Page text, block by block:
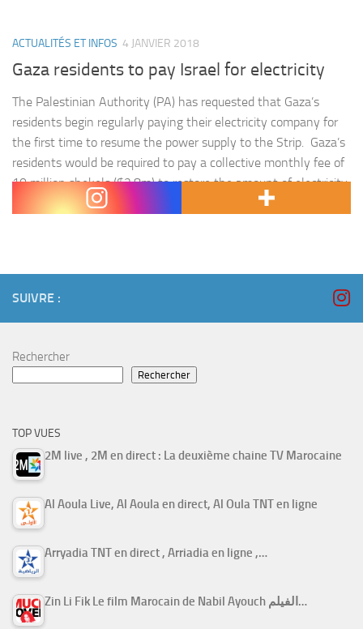
ACTUALITÉS ET INFOS 4 JANVIER 2018
Gaza residents to pay Israel for electricity
The Palestinian Authority (PA) has requested that Gaza’s
residents begin regularly paying their electricity company for
the first time to resume the power supply to the Strip. Gaza’s
residents would be required to pay a collective monthly fee of
10 million shekels ($2.8m) to restore the amount of electricity
the PA asked Israel to cut off…
SUIVRE :
Rechercher
Rechercher
TOP VUES
2M live , 2M en direct : La deuxième chaine TV Marocaine
Al Aoula Live, Al Aoula en direct, Al Oula TNT en ligne
Arryadia TNT en direct , Arriadia en ligne ,…
Zin Li Fik Le film Marocain de Nabil Ayouch الفيلم…